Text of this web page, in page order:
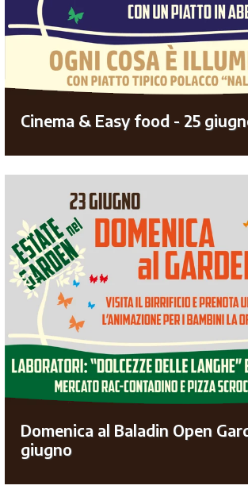
Cinema & Easy food - 25
Domenica al Baladin Open
giugno